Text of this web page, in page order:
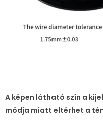
A képen látható szín a
módja miatt eltérhet a